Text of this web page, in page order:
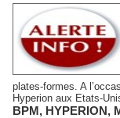
plates-formes. A
Hyperion aux Etats-
BPM, HYPERION,